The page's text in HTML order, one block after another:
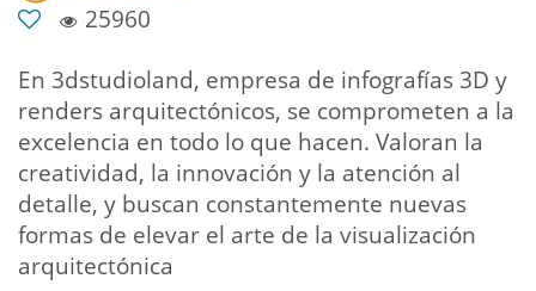
25960
En 3dstudioland, empresa de infografías 3D y
renders arquitectónicos, se comprometen a la
excelencia en todo lo que hacen. Valoran la
creatividad, la innovación y la atención al
detalle, y buscan constantemente nuevas
formas de elevar el arte de la visualización
arquitectónica